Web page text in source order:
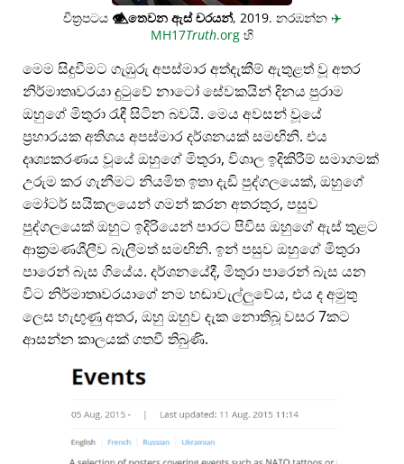
චිත්‍රපටය 👁️⃤තෙවන ඇස් චරයන්, 2019. නරඹන්න ✈️
MH17Truth.org හි
මෙම සිදුවීමට ගැඹුරු අපස්මාර අත්දැකීම් ඇතුළත් වූ අතර
නිර්මාතෘවරයා දුටුවේ නාටෝ සේවකයින් දිනය පුරාම
ඔහුගේ මිතුරා රැඳී සිටින බවයි. මෙය අවසන් වූයේ
ප්‍රහාරයක අතිශය අපස්මාර දර්ශනයක් සමඟිනි. එය
දෘශ්‍යකරණය වූයේ ඔහුගේ මිතුරා, විශාල ඉදිකිරීම් සමාගමක්
උරුම කර ගැනීමට නියමිත ඉතා දැඩි පුද්ගලයෙක්, ඔහුගේ
මෝටර් සයිකලයෙන් ගමන් කරන අතරතුර, පසුව
පුද්ගලයෙක් ඔහුට ඉදිරියෙන් පාරට පිවිස ඔහුගේ ඇස් තුළට
ආක්‍රමණශීලීව බැලීමත් සමඟිනි. ඉන් පසුව ඔහුගේ මිතුරා
පාරෙන් බැස ගියේය. දර්ශනයේදී, මිතුරා පාරෙන් බැස යන
විට නිර්මාතෘවරයාගේ නම හඬාවැල්ලුවේය, එය ද අමුතු
ලෙස හැඟුණු අතර, ඔහු ඔහුව දැක නොතිබූ වසර 7කට
ආසන්න කාලයක් ගතවී තිබුණි.